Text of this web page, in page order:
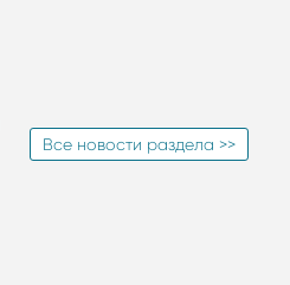
Все новости раздела >>